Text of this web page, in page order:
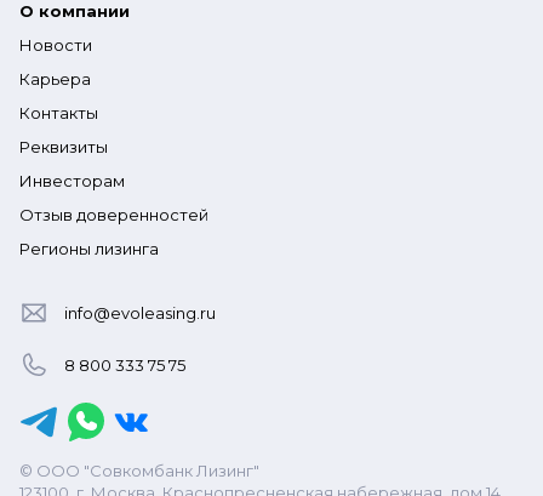
О компании
Новости
Карьера
Контакты
Реквизиты
Инвесторам
Отзыв доверенностей
Регионы лизинга
info@evoleasing.ru
8 800 333 75 75
© ООО "Совкомбанк Лизинг"